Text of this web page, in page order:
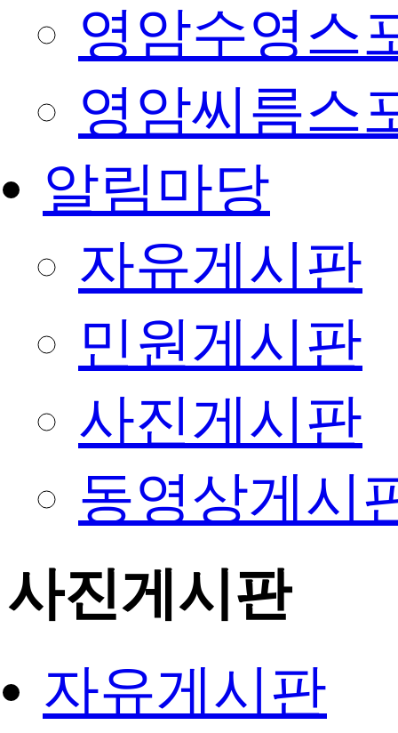
영암수영스
영암씨름스
알림마당
자유게시판
민원게시판
사진게시판
동영상게시
사진게시판
자유게시판